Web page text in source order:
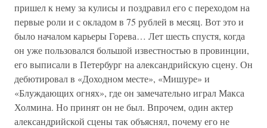
пришел к нему за кулисы и поздравил его с переходом на
первые роли и с окладом в 75 рублей в месяц. Вот это и
было началом карьеры Горева… Лет шесть спустя, когда
он уже пользовался большой известностью в провинции,
его выписали в Петербург на александрийскую сцену. Он
дебютировал в «Доходном месте», «Мишуре» и
«Блуждающих огнях», где он замечательно играл Макса
Холмина. Но принят он не был. Впрочем, один актер
александрийской сцены так объяснял, почему его не